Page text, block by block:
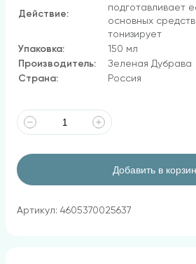
Действие:
подготавливает
основных
тонизирует
Упаковка:
150 мл
Производитель:
Зеленая Дубрава
Страна:
Россия
Добавить в
Артикул: 4605370025637